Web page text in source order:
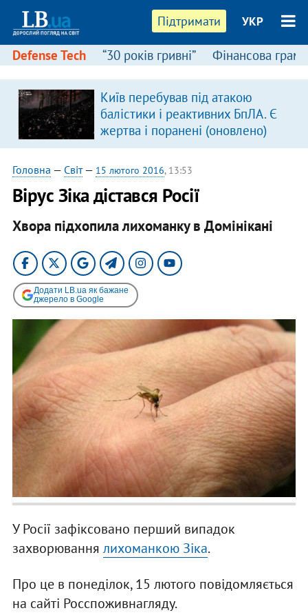
Підтримати УКР
Defense Tech “30 років гривні” Фінансова
Київ перебував під атакою
балістики і реактивних БпЛА. Є
жертва і поранені (оновлено)
Головна — Світ— 15 лютого 2016, 13:53
Вірус Зіка дістався Росії
Хвора підхопила лихоманку в Домінікані
Додати LB.ua як бажане
джерело в Google
У Росії зафіксовано перший випадок
захворювання лихоманкою Зіка.
Про це в понеділок, 15 лютого повідомляється
на сайті Росспоживнагляду.